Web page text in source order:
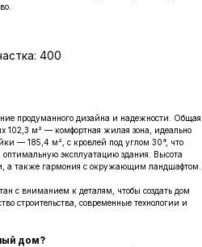
400
продуманного дизайна и надежности. Общая
102,3 м² — комфортная жилая зона, идеально
— 185,4 м², с кровлей под углом 30°, что
эксплуатацию здания. Высота
а также гармония с окружающим ландшафтом.
с вниманием к деталям, чтобы создать дом
строительства, современные технологии и
дом?